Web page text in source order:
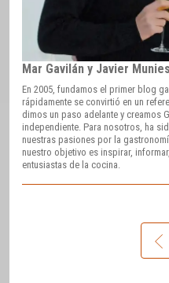
Mar Gavilán y Javier
En 2005, fundamos el primer blog
rápidamente se convirtió en un
dimos un paso adelante y creamos
independiente. Para nosotros, ha
nuestras pasiones por la
nuestro objetivo es inspirar,
entusiastas de la cocina.